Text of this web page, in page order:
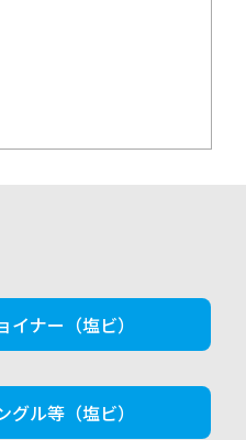
イナー（塩ビ）
グル等（塩ビ）